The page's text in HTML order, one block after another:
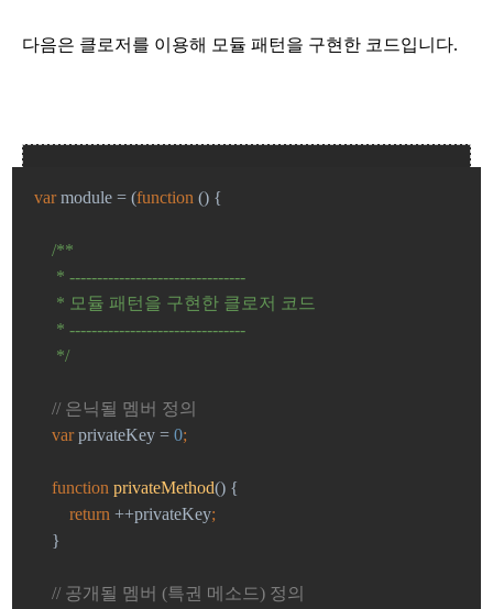
다음은 클로저를 이용해 모듈 패턴을 구현한 코드입니다.
var module = (function () {
/**
     * --------------------------------
     * 모듈 패턴을 구현한 클로저 코드
     * --------------------------------
     */
// 은닉될 멤버 정의
var privateKey = 0;
function privateMethod() {
return ++privateKey;
}
// 공개될 멤버 (특권 메소드) 정의